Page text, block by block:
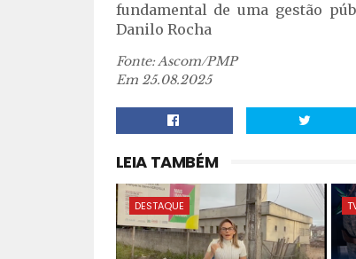
fundamental de uma gestão
Danilo Rocha
Fonte: Ascom/PMP
Em 25.08.2025
LEIA TAMBÉM
DESTAQUE